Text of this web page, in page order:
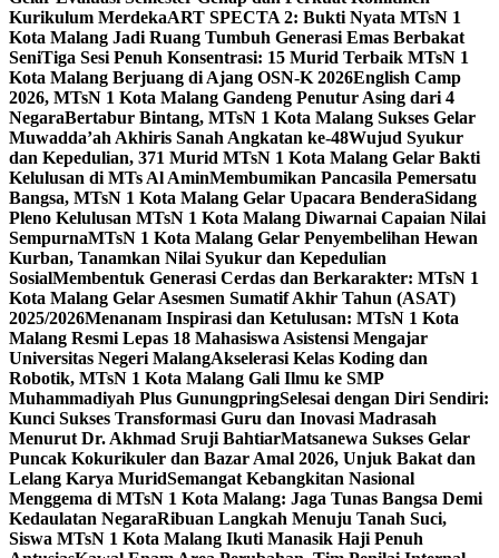
Kurikulum MerdekaART SPECTA 2: Bukti Nyata MTsN 1
Kota Malang Jadi Ruang Tumbuh Generasi Emas Berbakat
SeniTiga Sesi Penuh Konsentrasi: 15 Murid Terbaik MTsN 1
Kota Malang Berjuang di Ajang OSN-K 2026English Camp
2026, MTsN 1 Kota Malang Gandeng Penutur Asing dari 4
NegaraBertabur Bintang, MTsN 1 Kota Malang Sukses Gelar
Muwadda’ah Akhiris Sanah Angkatan ke-48Wujud Syukur
dan Kepedulian, 371 Murid MTsN 1 Kota Malang Gelar Bakti
Kelulusan di MTs Al AminMembumikan Pancasila Pemersatu
Bangsa, MTsN 1 Kota Malang Gelar Upacara BenderaSidang
Pleno Kelulusan MTsN 1 Kota Malang Diwarnai Capaian Nilai
SempurnaMTsN 1 Kota Malang Gelar Penyembelihan Hewan
Kurban, Tanamkan Nilai Syukur dan Kepedulian
SosialMembentuk Generasi Cerdas dan Berkarakter: MTsN 1
Kota Malang Gelar Asesmen Sumatif Akhir Tahun (ASAT)
2025/2026Menanam Inspirasi dan Ketulusan: MTsN 1 Kota
Malang Resmi Lepas 18 Mahasiswa Asistensi Mengajar
Universitas Negeri MalangAkselerasi Kelas Koding dan
Robotik, MTsN 1 Kota Malang Gali Ilmu ke SMP
Muhammadiyah Plus GunungpringSelesai dengan Diri Sendiri:
Kunci Sukses Transformasi Guru dan Inovasi Madrasah
Menurut Dr. Akhmad Sruji BahtiarMatsanewa Sukses Gelar
Puncak Kokurikuler dan Bazar Amal 2026, Unjuk Bakat dan
Lelang Karya MuridSemangat Kebangkitan Nasional
Menggema di MTsN 1 Kota Malang: Jaga Tunas Bangsa Demi
Kedaulatan NegaraRibuan Langkah Menuju Tanah Suci,
Siswa MTsN 1 Kota Malang Ikuti Manasik Haji Penuh